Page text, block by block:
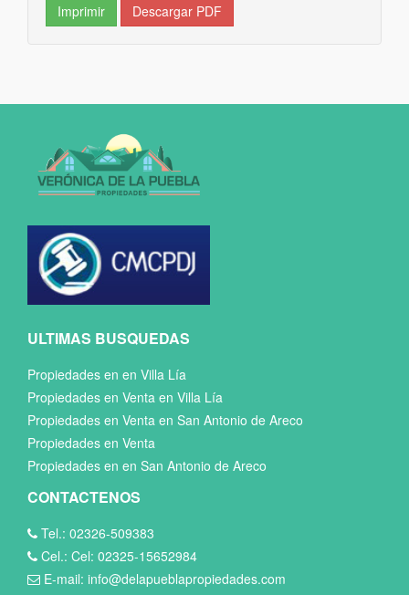
Imprimir Descargar PDF
ULTIMAS BUSQUEDAS
Propiedades en en Villa Lía
Propiedades en Venta en Villa Lía
Propiedades en Venta en San Antonio de Areco
Propiedades en Venta
Propiedades en en San Antonio de Areco
CONTACTENOS
Tel.: 02326-509383
Cel.: Cel: 02325-15652984
E-mail: info@delapueblapropiedades.com